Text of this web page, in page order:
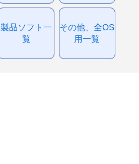
製品ソフト一
覧
その他、全OS
用一覧